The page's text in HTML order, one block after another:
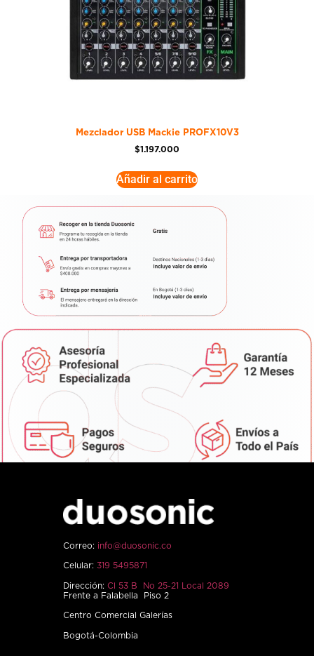
Mezclador USB Mackie PROFX10V3
$1.197.000
Añadir al carrito
Correo: info@duosonic.co
Celular: 319 5495871
Dirección: Cl 53 B No 25-21 Local 2089
Frente a Falabella Piso 2
Centro Comercial Galerías
Bogotá-Colombia